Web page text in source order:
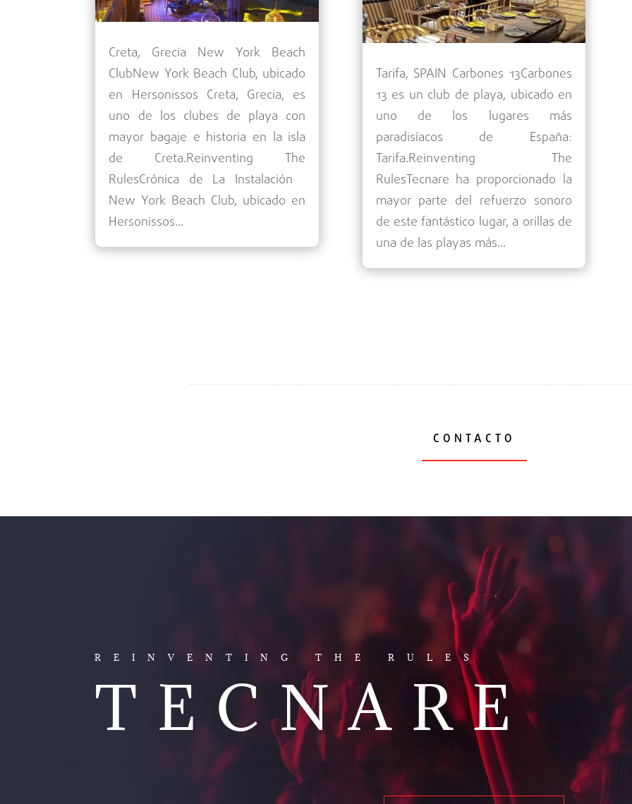
Creta, Grecia New York Beach
ClubNew York Beach Club, ubicado
en Hersonissos Creta, Grecia, es
uno de los clubes de playa con
mayor bagaje e historia en la isla
de Creta.Reinventing The
RulesCrónica de La Instalación
New York Beach Club, ubicado en
Hersonissos...
Tarifa, SPAIN Carbones 13Carbones
13 es un club de playa, ubicado en
uno de los lugares más
paradisíacos de España:
Tarifa.Reinventing The
RulesTecnare ha proporcionado la
mayor parte del refuerzo sonoro
de este fantástico lugar, a orillas de
una de las playas más...
CONTACTO
REINVENTING THE RULES
TECNARE